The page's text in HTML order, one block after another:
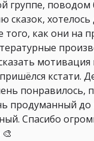
группе, поводом
сказок, хотелось
того, как они на
кстати.
понравилось,
продуманный до
Спасибо